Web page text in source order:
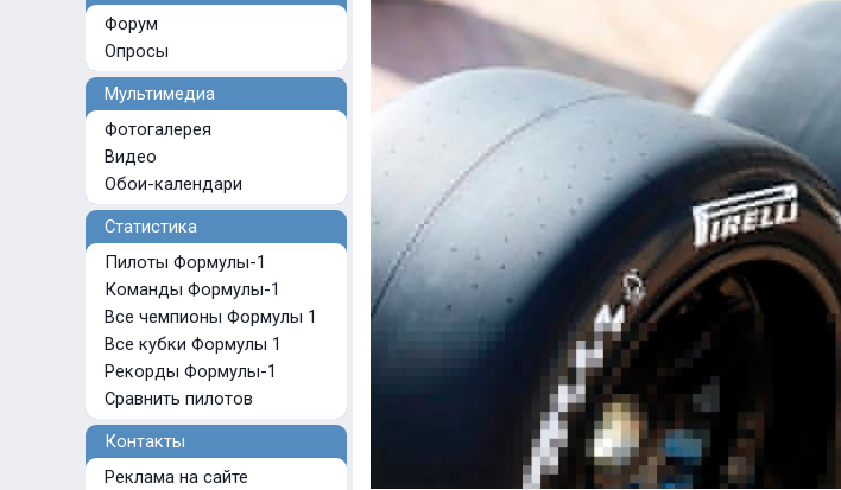
Форум
Опросы
Мультимедиа
Фотогалерея
Видео
Обои-календари
Статистика
Пилоты Формулы-1
Команды Формулы-1
Все чемпионы Формулы 1
Все кубки Формулы 1
Рекорды Формулы-1
Сравнить пилотов
Контакты
Реклама на сайте